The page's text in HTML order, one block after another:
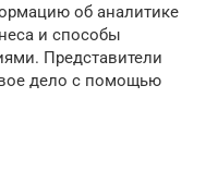
об аналитике
и способы
Представители
дело с помощью